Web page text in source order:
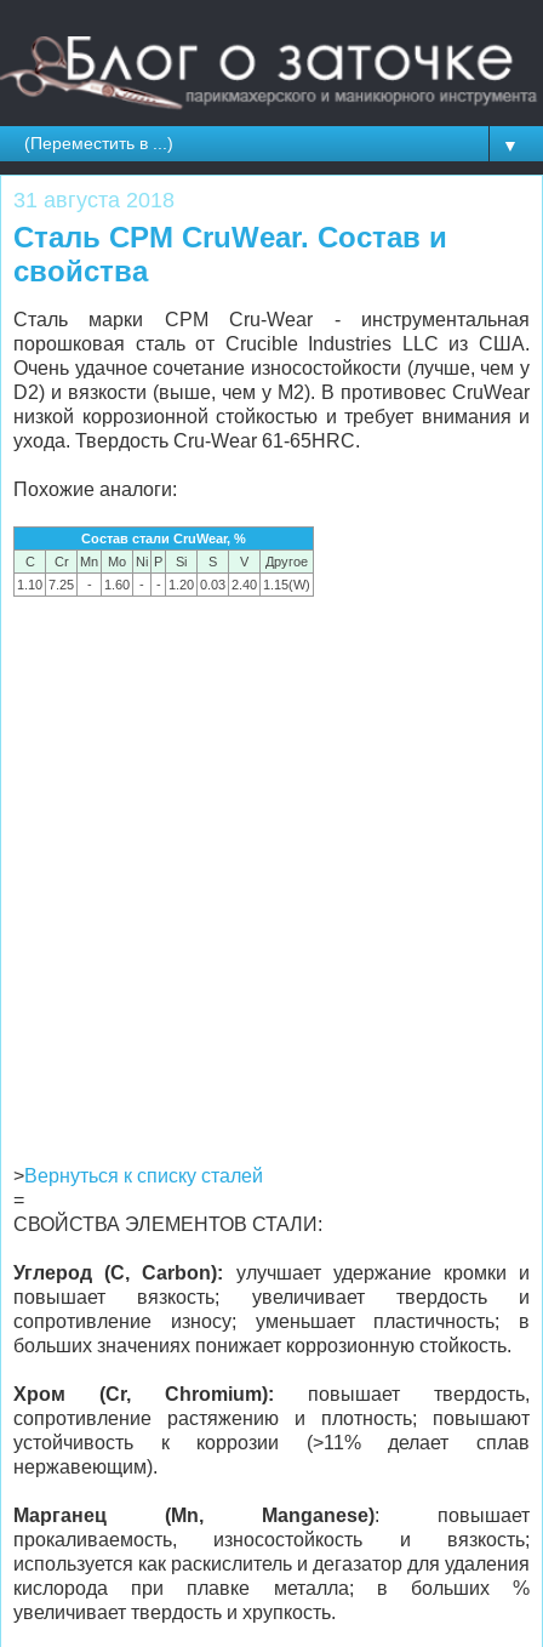
▼
31 августа 2018
Сталь CPM CruWear. Состав и
свойства
Сталь марки CPM Cru-Wear - инструментальная
порошковая сталь от Crucible Industries LLC из США.
Очень удачное сочетание износостойкости (лучше, чем у
D2) и вязкости (выше, чем у M2). В противовес CruWear
низкой коррозионной стойкостью и требует внимания и
ухода. Твердость Cru-Wear 61-65HRC.
Похожие аналоги:
Состав стали CruWear, %
C
Cr Mn Mo Ni P Si S V
Другое
1.10 7.25 - 1.60 - - 1.20 0.03 2.40 1.15(W)
>Вернуться к списку сталей
=
СВОЙСТВА ЭЛЕМЕНТОВ СТАЛИ:
Углерод (C, Carbon): улучшает удержание кромки и
повышает вязкость; увеличивает твердость и
сопротивление износу; уменьшает пластичность; в
больших значениях понижает коррозионную стойкость.
Хром (Cr, Chromium): повышает твердость,
сопротивление растяжению и плотность; повышают
устойчивость к коррозии (>11% делает сплав
нержавеющим).
Марганец (Mn, Manganese): повышает
прокаливаемость, износостойкость и вязкость;
используется как раскислитель и дегазатор для удаления
кислорода при плавке металла; в больших %
увеличивает твердость и хрупкость.